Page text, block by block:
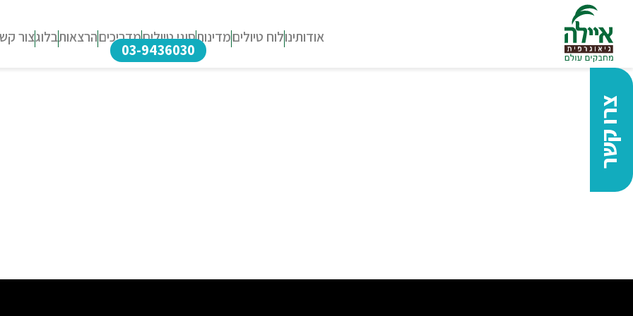
אודותינולוח טיוליםמדינותסוגי טיוליםמדריכיםהרצאותבלוגצור
03-9436030
צרו קשר